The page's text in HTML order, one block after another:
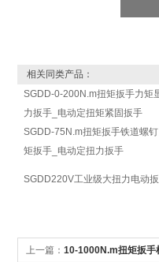
相关同类产品：
SGDD-0-200N.m扭矩扳手力矩
力扳手_电动定扭矩紧固扳手
SGDD-75N.m扭矩扳手铁道螺
矩扳手_电动定扭力扳手
SGDD220V工业级大扭力电动
上一篇： 10-1000N.m扭矩扳手